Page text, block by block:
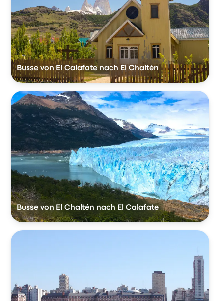
Busse von El Calafate nach El Chaltén
Busse von El Chaltén nach El Calafate